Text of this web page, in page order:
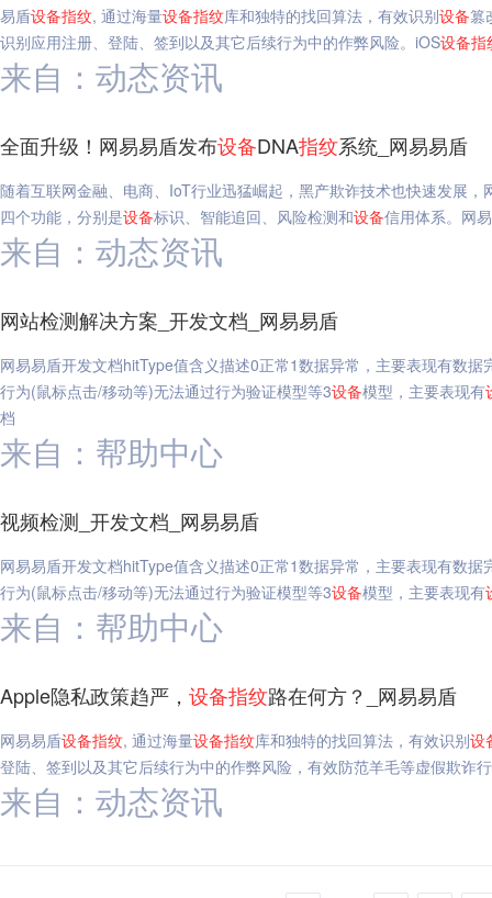
易盾设备指纹, 通过海量设备指纹库和独特的找回算法，有效识别设备篡
识别应用注册、登陆、签到以及其它后续行为中的作弊风险。iOS设备指
来自：动态资讯
全面升级！网易易盾发布设备DNA指纹系统_网易易盾
随着互联网金融、电商、IoT行业迅猛崛起，黑产欺诈技术也快速发展，
四个功能，分别是设备标识、智能追回、风险检测和设备信用体系。网
来自：动态资讯
网站检测解决方案_开发文档_网易易盾
网易易盾开发文档hitType值含义描述0正常1数据异常，主要表现有数
行为(鼠标点击/移动等)无法通过行为验证模型等3设备模型，主要表现有
档
来自：帮助中心
视频检测_开发文档_网易易盾
网易易盾开发文档hitType值含义描述0正常1数据异常，主要表现有数
行为(鼠标点击/移动等)无法通过行为验证模型等3设备模型，主要表现有
来自：帮助中心
Apple隐私政策趋严， 设备指纹路在何方？_网易易盾
网易易盾设备指纹, 通过海量设备指纹库和独特的找回算法，有效识别设
登陆、签到以及其它后续行为中的作弊风险，有效防范羊毛等虚假欺诈
来自：动态资讯